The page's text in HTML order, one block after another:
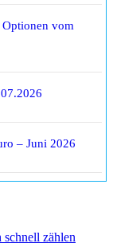
vom
– Juni 2026
zählen